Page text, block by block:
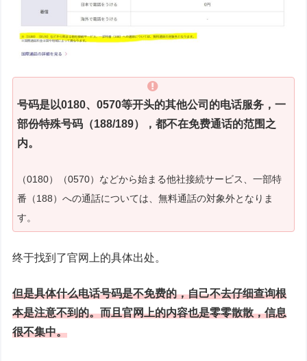
号码是以0180、0570等开头的其他公司的电话服务，一
部份特殊号码（188/189），都不在免费通话的范围之
内。
（0180）（0570）などから始まる他社接続サービス、一部特
番（188）への通話については、無料通話の対象外となりま
す。
终于找到了官网上的具体出处。
但是具体什么电话号码是不免费的，自己不去仔细查询根
本是注意不到的。而且官网上的内容也是零零散散，信息
很不集中。